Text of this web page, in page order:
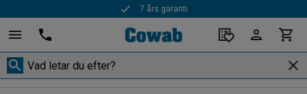
7 års garanti